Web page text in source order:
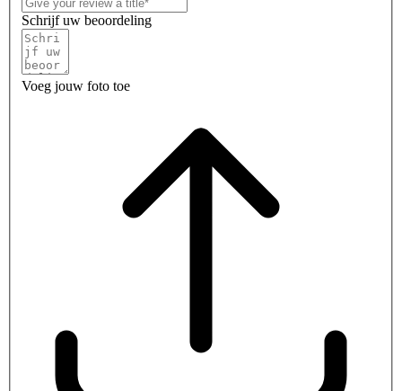
Schrijf uw beoordeling
Voeg jouw foto toe